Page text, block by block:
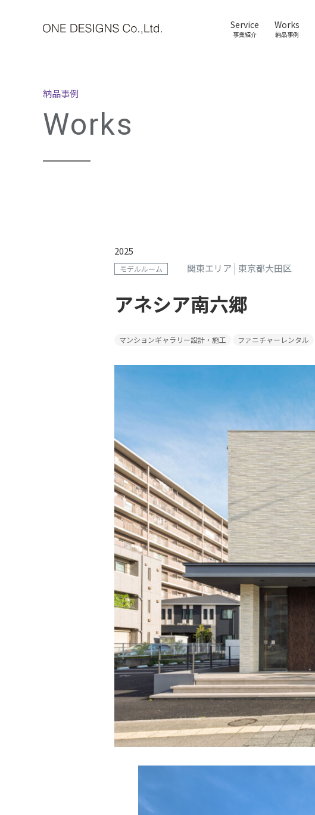
Service
事業紹介
Works
納品事例
納品事例
Works
2025
モデルルーム 関東エリア 東京都大田区
アネシア南六郷
マンションギャラリー設計・施工 ファニチャーレンタル